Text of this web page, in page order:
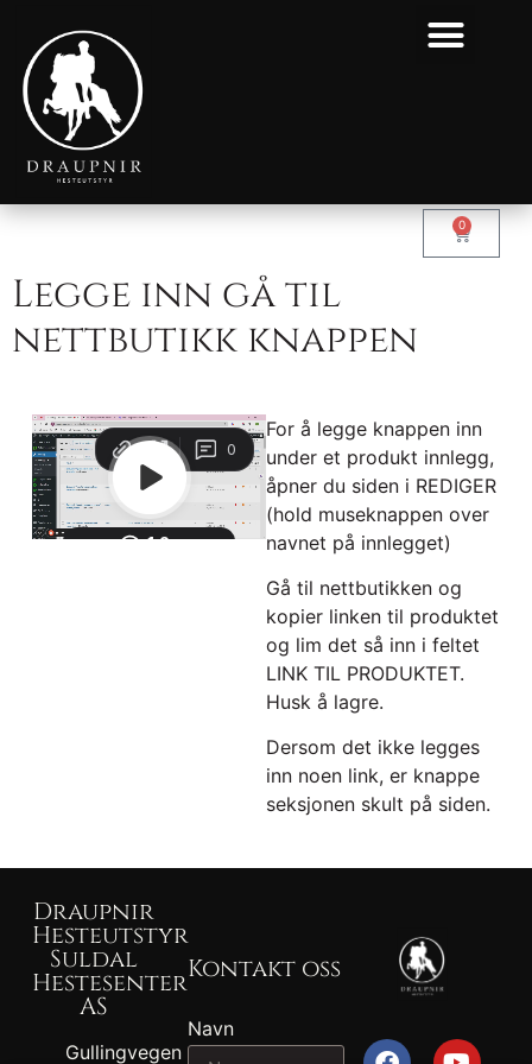
0
Legge inn gå til
nettbutikk knappen
For å legge knappen inn
under et produkt innlegg,
åpner du siden i REDIGER
(hold museknappen over
navnet på innlegget)
Gå til nettbutikken og
kopier linken til produktet
og lim det så inn i feltet
LINK TIL PRODUKTET.
Husk å lagre.
Dersom det ikke legges
inn noen link, er knappe
seksjonen skult på siden.
Draupnir
Hesteutstyr
Suldal
Hestesenter
AS
Gullingvegen
Kontakt oss
Navn